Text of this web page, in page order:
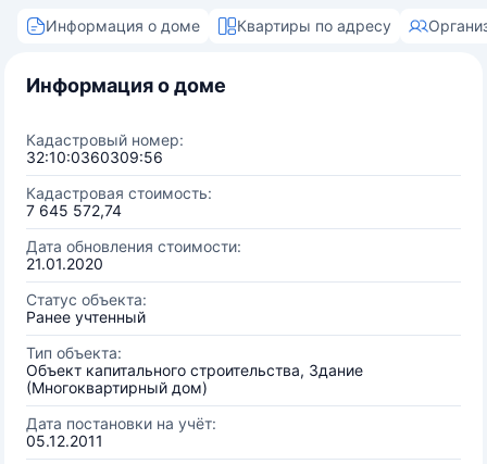
Информация о доме Квартиры по адресу
Информация о доме
Кадастровый номер:
32:10:0360309:56
Кадастровая стоимость:
7 645 572,74
Дата обновления стоимости:
21.01.2020
Статус объекта:
Ранее учтенный
Тип объекта:
Объект капитального строительства, Здание
(Многоквартирный дом)
Дата постановки на учёт:
05.12.2011